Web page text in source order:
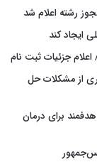
رشته اعلام شد
کند
جزئیات ثبت نام
از مشکلات حل
برای درمان